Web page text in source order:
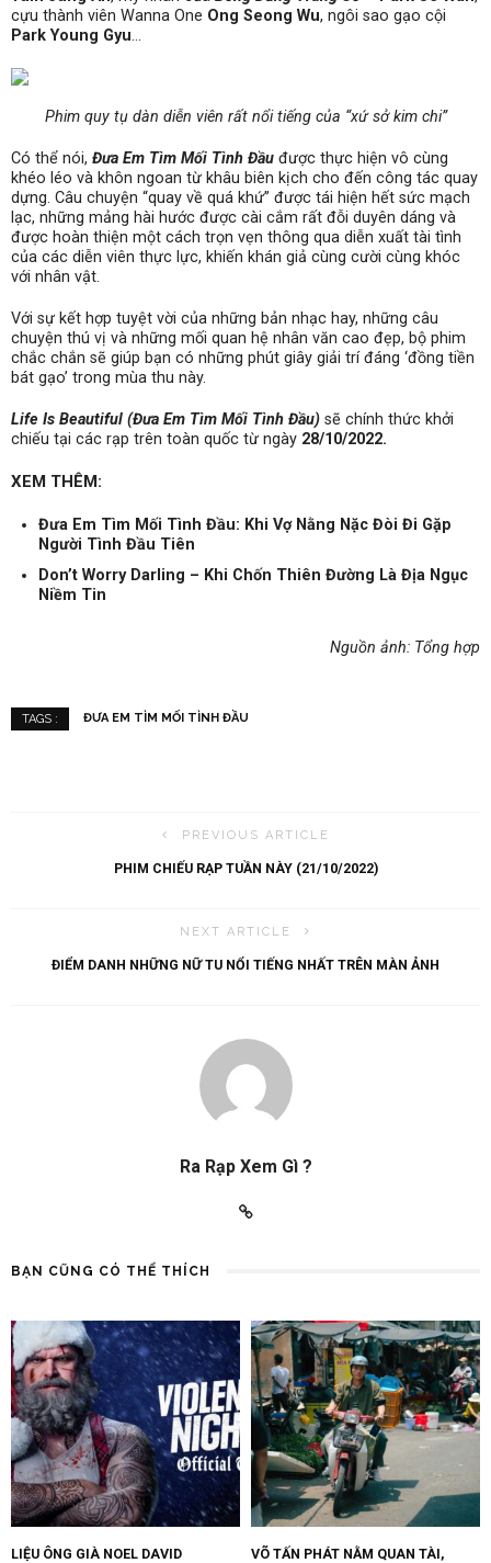
cựu thành viên Wanna One Ong Seong Wu, ngôi sao gạo cội
Park Young Gyu…
Phim quy tụ dàn diễn viên rất nổi tiếng của “xứ sở kim chi”
Có thể nói, Đưa Em Tìm Mối Tình Đầu được thực hiện vô cùng
khéo léo và khôn ngoan từ khâu biên kịch cho đến công tác quay
dựng. Câu chuyện “quay về quá khứ” được tái hiện hết sức mạch
lạc, những mảng hài hước được cài cắm rất đỗi duyên dáng và
được hoàn thiện một cách trọn vẹn thông qua diễn xuất tài tình
của các diễn viên thực lực, khiến khán giả cùng cười cùng khóc
với nhân vật.
Với sự kết hợp tuyệt vời của những bản nhạc hay, những câu
chuyện thú vị và những mối quan hệ nhân văn cao đẹp, bộ phim
chắc chắn sẽ giúp bạn có những phút giây giải trí đáng ‘đồng tiền
bát gạo’ trong mùa thu này.
Life Is Beautiful (Đưa Em Tìm Mối Tình Đầu) sẽ chính thức khởi
chiếu tại các rạp trên toàn quốc từ ngày 28/10/2022.
XEM THÊM:
Đưa Em Tìm Mối Tình Đầu: Khi Vợ Nằng Nặc Đòi Đi Gặp
Người Tình Đầu Tiên
Don’t Worry Darling – Khi Chốn Thiên Đường Là Địa Ngục
Niềm Tin
Nguồn ảnh: Tổng hợp
TAGS : ĐƯA EM TÌM MỐI TÌNH ĐẦU
PREVIOUS ARTICLE
PHIM CHIẾU RẠP TUẦN NÀY (21/10/2022)
NEXT ARTICLE
ĐIỂM DANH NHỮNG NỮ TU NỔI TIẾNG NHẤT TRÊN MÀN ẢNH
Ra Rạp Xem Gì ?
BẠN CŨNG CÓ THỂ THÍCH
LIỆU ÔNG GIÀ NOEL DAVID
VÕ TẤN PHÁT NẰM QUAN TÀI,